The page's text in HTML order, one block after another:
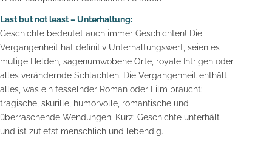
Last but not least – Unterhaltung:
Geschichte bedeutet auch immer Geschichten! Die
Vergangenheit hat definitiv Unterhaltungswert, seien es
mutige Helden, sagenumwobene Orte, royale Intrigen oder
alles verändernde Schlachten. Die Vergangenheit enthält
alles, was ein fesselnder Roman oder Film braucht:
tragische, skurille, humorvolle, romantische und
überraschende Wendungen. Kurz: Geschichte unterhält
und ist zutiefst menschlich und lebendig.